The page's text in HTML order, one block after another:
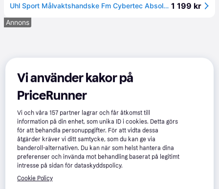
Uhl Sport Målvaktshandske Fm Cybertec Absolutgrip Sc Målvakt Vit/cyberblå/svart - 7 1 199 kr
Annons
Vi använder kakor på
PriceRunner
Vi och våra157 partner lagrar och får åtkomst till
information på din enhet, som unika ID i cookies. Detta görs
för att behandla personuppgifter. För att vidta dessa
åtgärder kräver vi ditt samtycke, som du kan ge via
banderoll-alternativen. Du kan när som helst hantera dina
preferenser och invända mot behandling baserat på legitimt
intresse på sidan för dataskyddspolicy.
Cookie Policy